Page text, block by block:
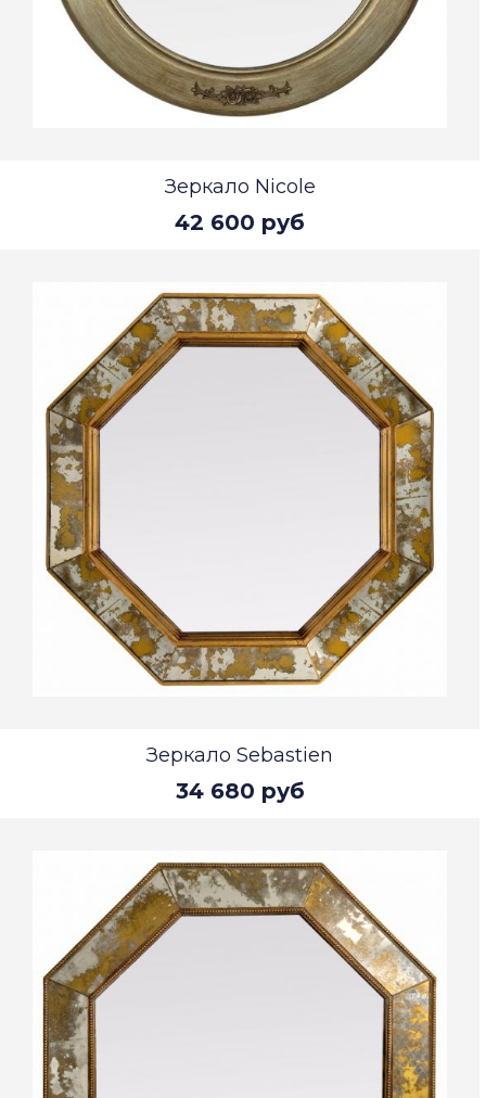
Зеркало Nicole
42 600 руб
Зеркало Sebastien
34 680 руб